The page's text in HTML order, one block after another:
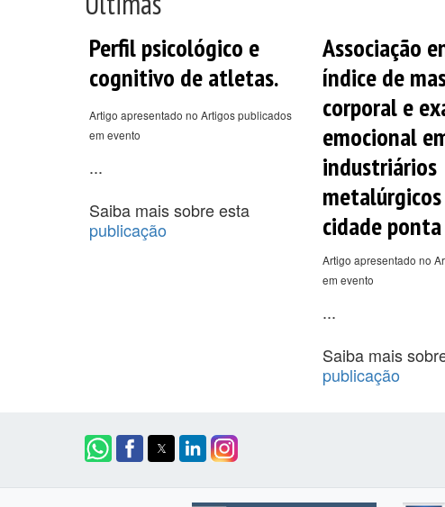
Perfil psicológico e
cognitivo de atletas.
Artigo apresentado no Artigos publicados
em evento
...
Saiba mais sobre esta
publicação
Associação
índice de
corporal e
emocional
industriários
cidade
Artigo apresentado no
em evento
...
Saiba mais
publicação